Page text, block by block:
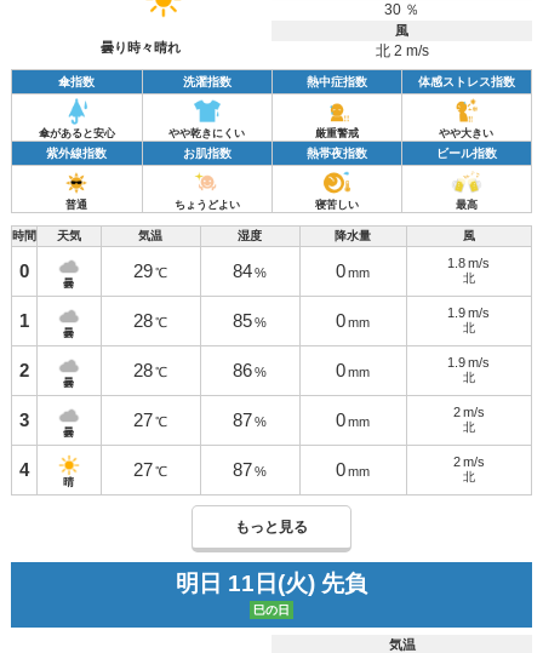
曇り時々晴れ
30 ％
風
北 2 m/s
傘指数 洗濯指数 熱中症指数 体感ストレス指数
傘があると安心 やや乾きにくい 厳重警戒 やや大きい
紫外線指数 お肌指数 熱帯夜指数 ビール指数
普通 ちょうどよい 寝苦しい 最高
時間 天気 気温 湿度 降水量 風
0
曇
29 ℃ 84 % 0 mm
1.8 m/s
北
1
曇
28 ℃ 85 % 0 mm
1.9 m/s
北
2
曇
28 ℃ 86 % 0 mm
1.9 m/s
北
3
曇
27 ℃ 87 % 0 mm
2m/s
北
4
晴
27 ℃ 87 % 0 mm
2m/s
北
もっと見る
明日 11日(火) 先負
巳の日
気温